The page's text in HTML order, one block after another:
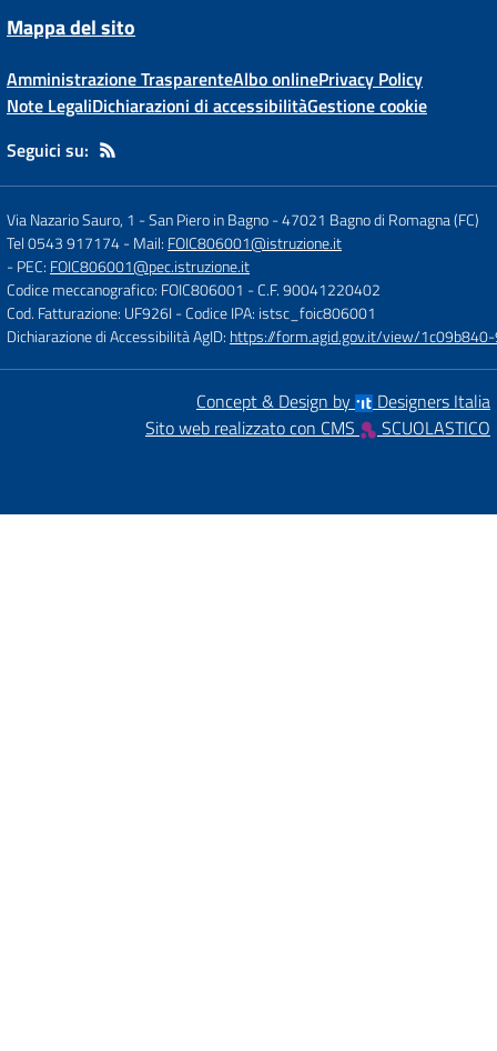
Mappa del sito
Amministrazione TrasparenteAlbo onlinePrivacy Policy
Note LegaliDichiarazioni di accessibilitàGestione cookie
Seguici su:
Via Nazario Sauro, 1 - San Piero in Bagno-47021 Bagno di Romagna (FC)
Tel 0543 917174- Mail: FOIC806001@istruzione.it
- PEC: FOIC806001@pec.istruzione.it
Codice meccanografico: FOIC806001 - C.F. 90041220402
Cod. Fatturazione: UF926I- Codice IPA: istsc_foic806001
Dichiarazione di Accessibilità AgID: https://form.agid.gov.it/view/
Concept & Design by
Designers Italia
Sito web realizzato con CMS
SCUOLASTICO